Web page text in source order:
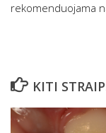
rekomenduojama
KITI